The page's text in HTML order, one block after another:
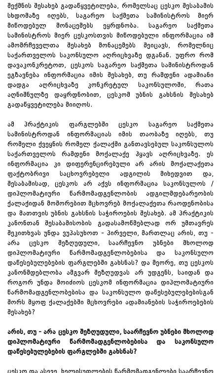
შექმნის შესახებ გადაწყვეტილება, რომელსაც ცესკო შესაბამის
სხდომაზე იღებს, საგარეო საქმეთა სამინისტროს მიერ
მიწოდებულ მონაცემებს ეყრდნობა. საგარეო საქმეთა
სამინისტროს მიერ ცესკოსთვის მიწოდებული ინფორმაცია იმ
ამომრჩეველთა შესახებ მონაცემებს შეიცავს, რომელნიც
საქართველოს საკონსულო აღრიცხვაზე დგანან. უფრო რომ
დავაკონკრეტოთ, ცესკოს საგარეო საქმეთა სამინისტროდან
ეგზავნება ინფორმაცია იმის შესახებ, თუ რამდენი ადამიანი
დადგა აღრიცხვაზე კონკრეტულ საკონსულოში, რათა
აღნიშნულზე დაყრდნობით, ცესკომ უბნის გახსნის შესახებ
გადაწყვეტილება მიიღოს.
ამ პრაქტიკის ფარგლებში ცესკო საგარეო საქმეთა
სამინისტროდან ინფორმაციას იმის თაობაზე იღებს, თუ
რომელი ქვეყნის რომელ ქალაქში განთავსებულ საკონსულოს
საქართველოს რამდენი მოქალაქე ჰყავს აღრიცხვაზე. ეს
ინფორმაცია კი დიფერენცირებული არ არის მოქალაქეთა
ფაქტობრივი საცხოვრებელი ადგილის მიხედვით და,
შესაბამისად, ცესკოს არ აქვს ინფორმაცია საკონსულოს /
დიპლომატიური წარმომადგენლობის ადგილმდებარეობის
ქალაქიდან მოშორებით მცხოვრებ მოქალაქეთა რაოდენობისა
და მათთვის უბნის გახსნის საჭიროების შესახებ. ამ პრაქტიკის
კანონთან შესაბამისობის გადასამოწმებლად ორ უმთავრეს
შეკითხვას უნდა ვუპასუხოთ - პირველი, მართლაც არის, თუ -
არა ცესკო შეზღუდული, საარჩევნო უბნები მხოლოდ
დიპლომატიური წარმომადგენლობებისა და საკონსულო
დაწესებულებების ფარგლებში გახსნას? და მეორე, თუ ცესკოს
კანონმდებლობა ამგვარ შეზღუდვას არ უდგენს, საიდან და
როგორ უნდა მოიძიოს ცესკომ ინფორმაცია დიპლომატიური
წარმომადგენლობებისა და საკონსულო დაწესებულებებისგან
შორს მყოფ ქალაქებში მცხოვრები ადამიანების საჭიროებების
შესახებ?
არის, თუ - არა ცესკო შეზღუდული, საარჩევნო უბნები მხოლოდ
დიპლომატიური წარმომადგენლობებისა და საკონსულო
დაწესებულებების ფარგლებში გახსნას?
ცესკო და ასევე, ხელისუფლების წარმომადგენლები საარჩევნო